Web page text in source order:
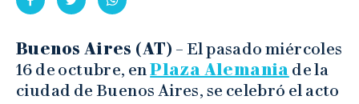
Buenos Aires (AT) – El pasado miércoles
16 de octubre, enPlaza Alemania de la
ciudad de Buenos Aires, se celebró el acto